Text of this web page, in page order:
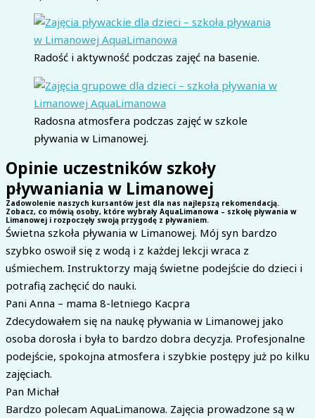
Radość i aktywność podczas zajęć na basenie.
Radosna atmosfera podczas zajęć w szkole
pływania w Limanowej.
Opinie uczestników szkoły
pływaniania w Limanowej
Zadowolenie naszych kursantów jest dla nas najlepszą rekomendacją.
Zobacz, co mówią osoby, które wybrały AquaLimanowa – szkołę pływania w
Limanowej i rozpoczęły swoją przygodę z pływaniem.
Świetna szkoła pływania w Limanowej. Mój syn bardzo
szybko oswoił się z wodą i z każdej lekcji wraca z
uśmiechem. Instruktorzy mają świetne podejście do dzieci i
potrafią zachęcić do nauki.
Pani Anna – mama 8-letniego Kacpra
Zdecydowałem się na naukę pływania w Limanowej jako
osoba dorosła i była to bardzo dobra decyzja. Profesjonalne
podejście, spokojna atmosfera i szybkie postępy już po kilku
zajęciach.
Pan Michał
Bardzo polecam AquaLimanowa. Zajęcia prowadzone są w